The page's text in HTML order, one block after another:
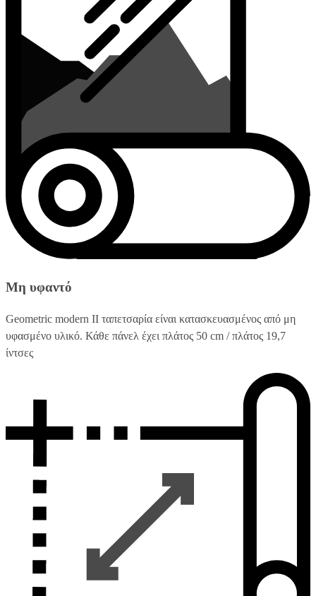
Μη υφαντό
Geometric modern II ταπετσαρία είναι κατασκευασμένος από μη
υφασμένο υλικό. Κάθε πάνελ έχει πλάτος 50 cm / πλάτος 19,7
ίντσες